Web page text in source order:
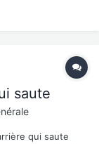
saute
qui saute